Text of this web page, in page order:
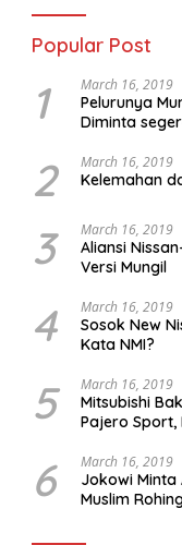
Popular Post
1 March 16, 2019
Pelurunya
Diminta
2 March 16, 2019
Kelemahan
3 March 16, 2019
Aliansi
Versi Mungil
4 March 16, 2019
Sosok New
Kata NMI?
5 March 16, 2019
Mitsubishi
Pajero Sport,
6 March 16, 2019
Jokowi Minta
Muslim